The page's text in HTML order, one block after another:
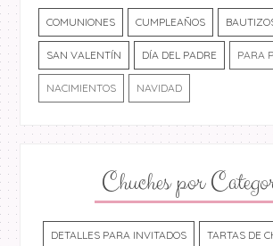
COMUNIONES CUMPLEAÑOS
SAN VALENTÍN DÍA DEL PADRE PARA
NACIMIENTOS NAVIDAD
Chuches por
DETALLES PARA INVITADOS TARTAS DE